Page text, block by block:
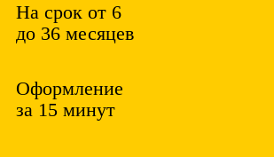
На срок от 6
до 36 месяцев
Оформление
за 15 минут